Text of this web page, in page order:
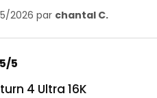
2026 par chantal C.
5
4 Ultra 16K